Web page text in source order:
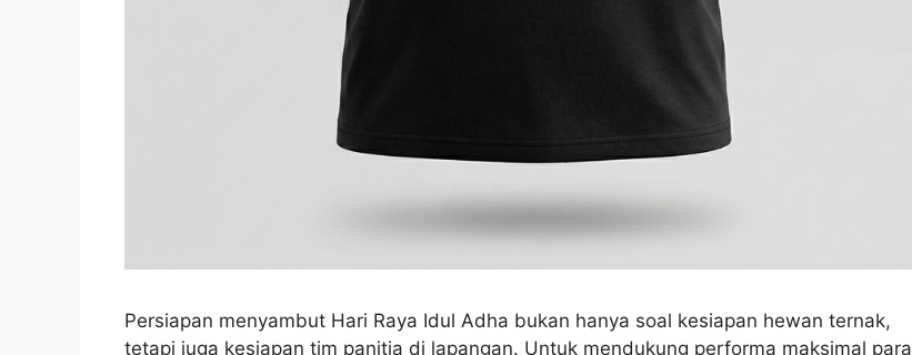
Persiapan menyambut Hari Raya Idul Adha bukan hanya soal kesiapan hewan ternak,
tetapi juga kesiapan tim panitia di lapangan. Untuk mendukung performa maksimal para